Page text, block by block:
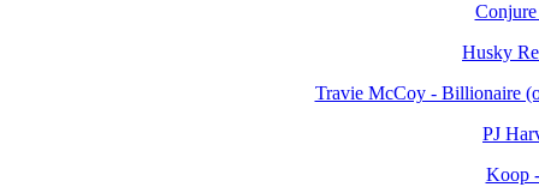
Husky
Travie McCoy - Billionaire
PJ
Koop